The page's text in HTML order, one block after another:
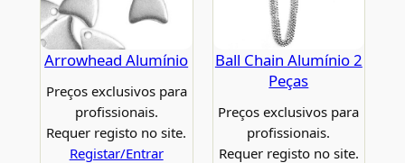
Arrowhead Alumínio
Preços exclusivos para
profissionais.
Requer registo no site.
Registar/Entrar
Ball Chain Alumínio 2
Peças
Preços exclusivos para
profissionais.
Requer registo no site.